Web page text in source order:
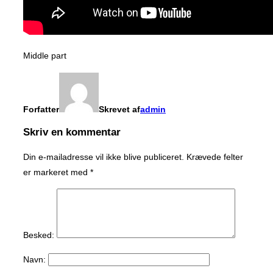
Middle part
Forfatter Skrevet afadmin
Skriv en kommentar
Din e-mailadresse vil ikke blive publiceret. Krævede felter
er markeret med *
Besked:
Navn: